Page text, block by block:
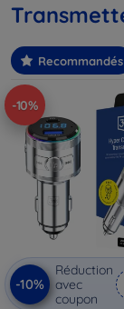
Recommandés
-10%
-10%
Réduction
avec
coupon